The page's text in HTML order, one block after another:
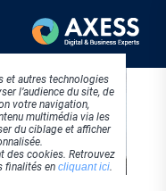
et autres technologies
l’audience du site, de
votre navigation,
multimédia via les
du ciblage et afficher
des cookies. Retrouvez
finalités en cliquant ici.